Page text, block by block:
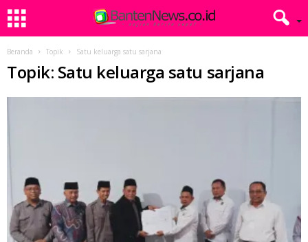
Beranda Topik Satu keluarga satu sarjana
Topik: Satu keluarga satu sarjana